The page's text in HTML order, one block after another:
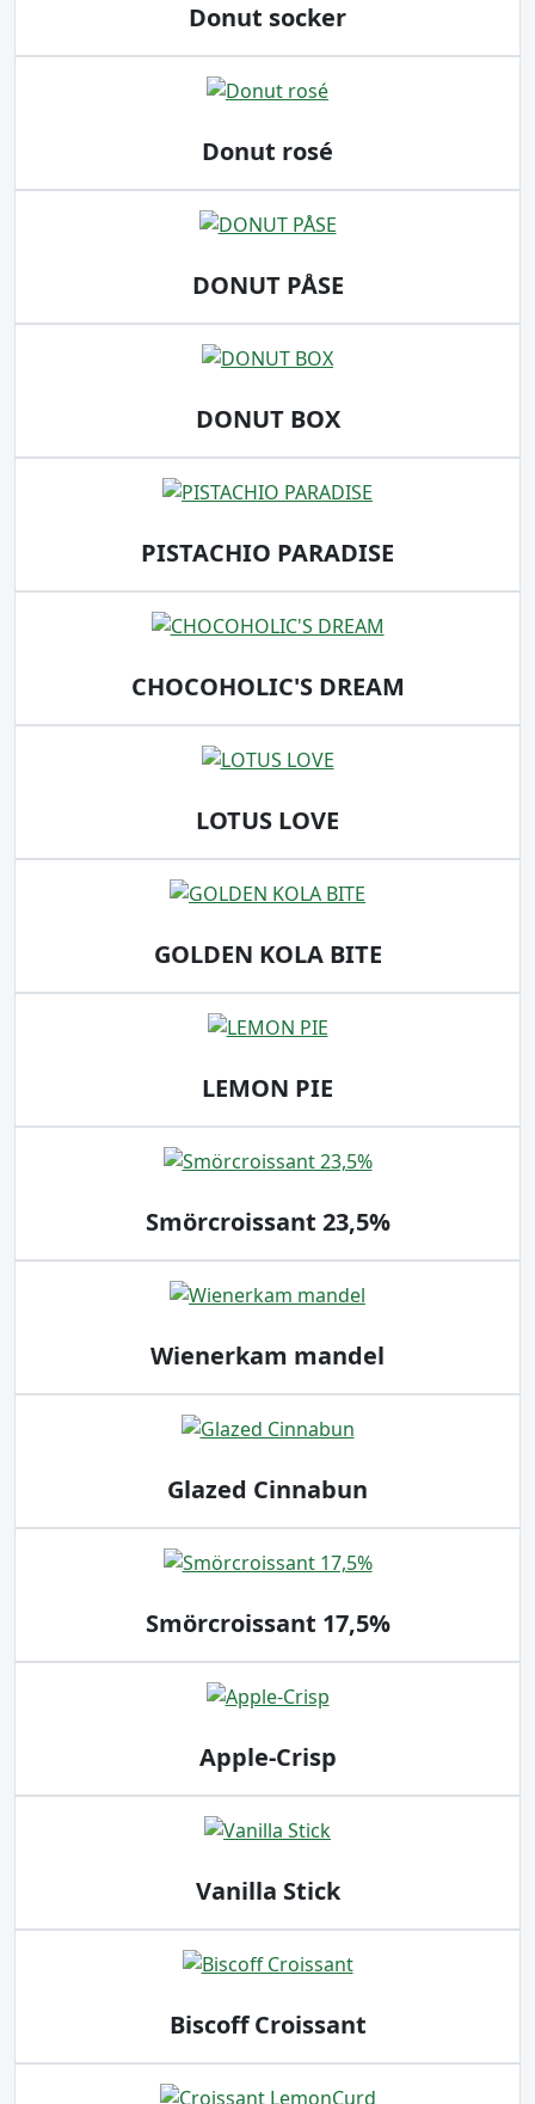
Donut socker
Donut rosé
DONUT PÅSE
DONUT BOX
PISTACHIO PARADISE
CHOCOHOLIC'S DREAM
LOTUS LOVE
GOLDEN KOLA BITE
LEMON PIE
Smörcroissant 23,5%
Wienerkam mandel
Glazed Cinnabun
Smörcroissant 17,5%
Apple-Crisp
Vanilla Stick
Biscoff Croissant